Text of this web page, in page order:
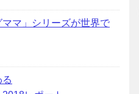
マ」シリーズが世界で